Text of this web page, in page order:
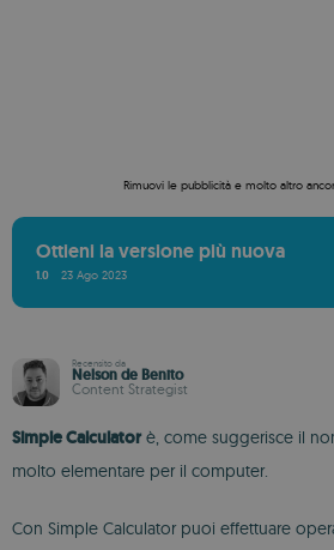
Rimuovi le pubblicità e molto altro
Ottieni la versione più nuova
1.0 23 Ago 2023
Recensito da
Nelson de Benito
Content Strategist
Simple Calculatorè, come suggerisce il
molto elementare per il computer.
Con Simple Calculator puoi effettuare